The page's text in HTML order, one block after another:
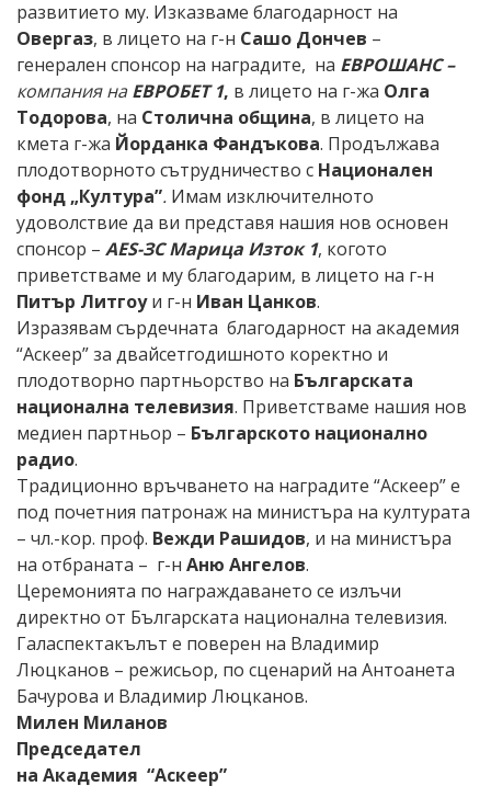
развитието му. Изказваме благодарност на
Овергаз, в лицето на г-н Сашо Дончев –
генерален спонсор на наградите, на ЕВРОШАНС –
компания наЕВРОБЕТ 1, в лицето на г-жа Олга
Тодорова, на Столична община, в лицето на
кмета г-жа Йорданка Фандъкова. Продължава
плодотворното сътрудничество с Национален
фонд „Култура”. Имам изключителното
удоволствие да ви представя нашия нов основен
спонсор – AES-ЗС Марица Изток 1, когото
приветстваме и му благодарим, в лицето на г-н
Питър Литгоуи г-н Иван Цанков.
Изразявам сърдечната благодарност на академия
“Аскеер” за двайсетгодишното коректно и
плодотворно партньорство на Българската
национална телевизия. Приветстваме нашия нов
медиен партньор – Българското национално
радио.
Традиционно връчването на наградите “Аскеер” е
под почетния патронаж на министъра на културата
– чл.-кор. проф. Вежди Рашидов, и на министъра
на отбраната – г-н Аню Ангелов.
Церемонията по награждаването се излъчи
директно от Българската национална телевизия.
Галаспектакълът е поверен на Владимир
Люцканов – режисьор, по сценарий на Антоанета
Бачурова и Владимир Люцканов.
Милен Миланов
Председател
на Академия “Аскеер”